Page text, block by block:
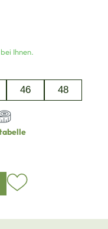
Ihnen.
46 48